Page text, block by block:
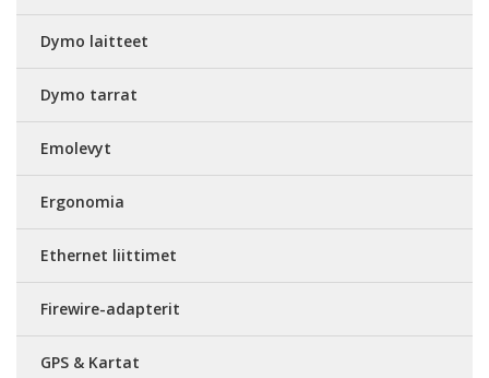
Dymo laitteet
Dymo tarrat
Emolevyt
Ergonomia
Ethernet liittimet
Firewire-adapterit
GPS & Kartat